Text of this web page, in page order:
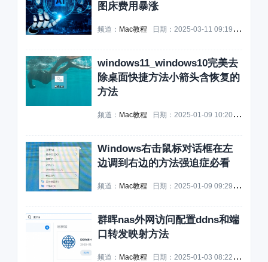
图床费用暴涨
频道： Mac教程 日期： 2025-03-11 09:19:34
windows11_windows10完美去
除桌面快捷方法小箭头含恢复的
方法
频道： Mac教程 日期： 2025-01-09 10:20:28
Windows右击鼠标对话框在左
边调到右边的方法强迫症必看
频道： Mac教程 日期： 2025-01-09 09:29:17
群晖nas外网访问配置ddns和端
口转发映射方法
频道： Mac教程 日期： 2025-01-03 08:22:48